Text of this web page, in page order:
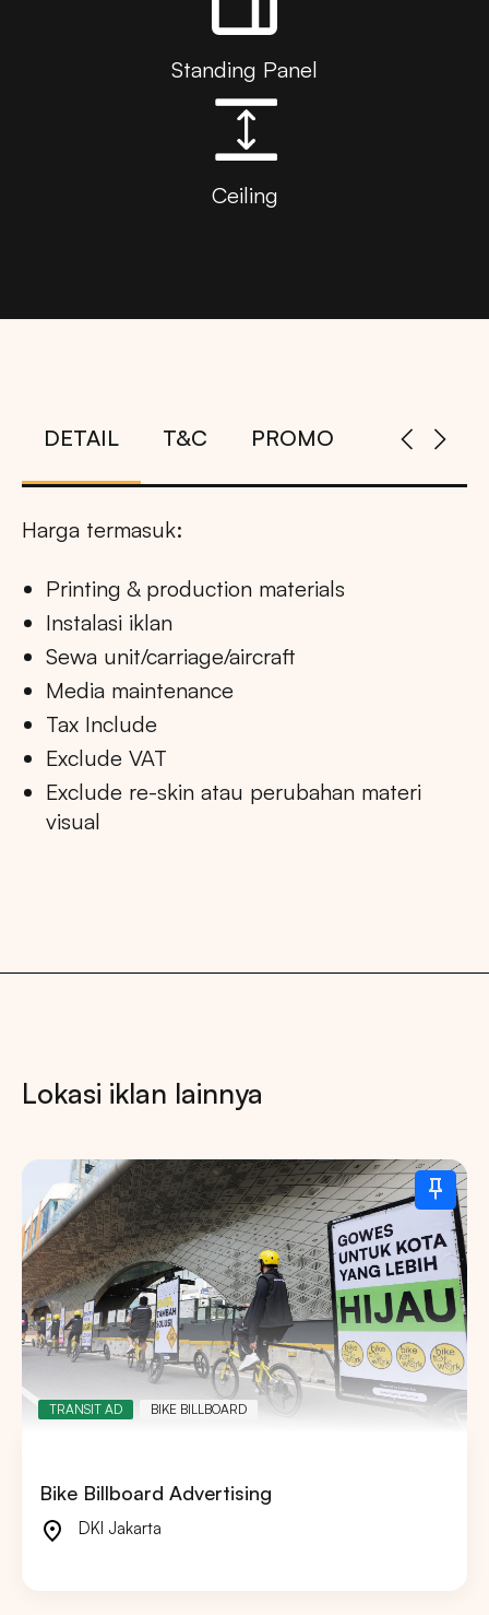
Standing Panel
Ceiling
DETAIL T&C PROMO
Harga termasuk:
Printing & production materials
Instalasi iklan
Sewa unit/carriage/aircraft
Media maintenance
Tax Include
Exclude VAT
Exclude re-skin atau perubahan materi
visual
Lokasi iklan lainnya
TRANSIT AD BIKE BILLBOARD
Bike Billboard Advertising
DKI Jakarta